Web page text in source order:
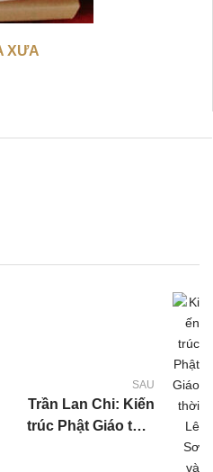
XƯA
SAU
Trần Lan Chi: Kiến
trúc Phật Giáo thời